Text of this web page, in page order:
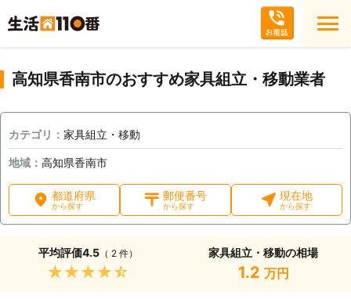
高知県香南市のおすすめ家具組立・移動業者
カテゴリ： 家具組立・移動
地域： 高知県香南市
都道府県
から探す
郵便番号
から探す
現在地
から探す
平均評価4.5（ 2 件）
★★★★★
家具組立・移動の相場
1.2 万円